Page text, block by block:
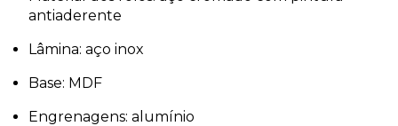
antiaderente
Lâmina: aço inox
Base: MDF
Engrenagens: alumínio